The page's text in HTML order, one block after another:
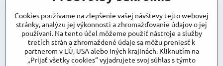
Maxstore
Bratislavská 79
Areál Satina
Cookies používame na zlepšenie vašej návštevy tejto webovej
stránky, analýzu jej výkonnosti a zhromažďovanie údajov o jej
používaní. Na tento účel môžeme použiť nástroje a služby
tretích strán a zhromaždené údaje sa môžu preniesť k
partnerom v EÚ, USA alebo iných krajinách. Kliknutím na
„Prijať všetky cookies“ vyjadrujete svoj súhlas s týmto